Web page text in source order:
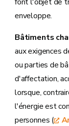
enveloppe.
Bâtiments
aux exigences
ou parties de
d'affectation,
lorsque,
l'énergie est
personnes (